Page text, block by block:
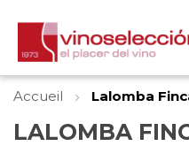
Accueil Lalomba
LALOMBA